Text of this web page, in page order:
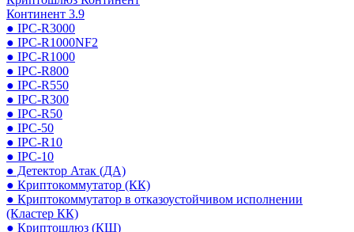
Континент 3.9
● IPC-R3000
● IPC-R1000NF2
● IPC-R1000
● IPC-R800
● IPC-R550
● IPC-R300
● IPC-R50
● IPC-50
● IPC-R10
● IPC-10
● Детектор Атак (ДА)
● Криптокоммутатор (КК)
● Криптокоммутатор в отказоустойчивом исполнении
(Кластер КК)
● Криптошлюз (КШ)